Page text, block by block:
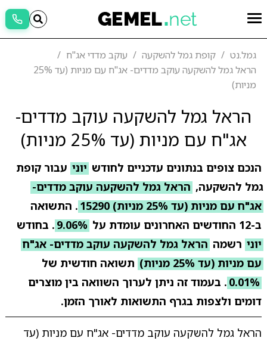
גמל.נט קופת גמל להשקעה
עוקב מדדי אג"ח
הראל גמל להשקעה עוקב מדדים- אג"ח עם מניות (עד 25%
מניות)
הראל גמל להשקעה עוקב מדדים-
אג"ח עם מניות (עד 25% מניות)
הנכם צופים בנתונים עדכניים לחודש יוני עבור קופת
גמל להשקעה, הראל גמל להשקעה עוקב מדדים-
אג"ח עם מניות (עד 25% מניות) 15290
. התשואה
ב-12 החודשים האחרונים עומדת על
9.06% . בחודש
יוני רשמה הראל גמל להשקעה עוקב מדדים- אג"ח
עם מניות (עד 25% מניות)
תשואה חודשית של
0.01% . בעמוד זה ניתן לערוך השוואה בין מוצרים
דומים ולצפות בגרף התשואות לאורך הזמן.
הראל גמל להשקעה עוקב מדדים- אג"ח עם מניות (עד